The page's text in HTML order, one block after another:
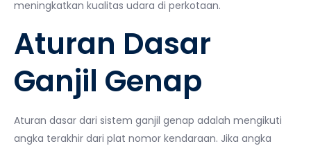
meningkatkan kualitas udara di perkotaan.
Aturan Dasar
Ganjil Genap
Aturan dasar dari sistem ganjil genap adalah mengikuti
angka terakhir dari plat nomor kendaraan. Jika angka